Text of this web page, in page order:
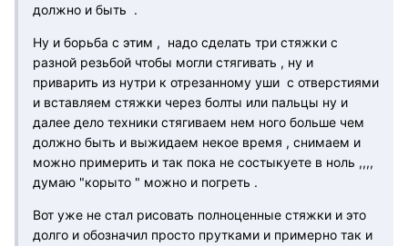
должно и быть .
Ну и борьба с этим , надо сделать три стяжки с
разной резьбой чтобы могли стягивать , ну и
приварить из нутри к отрезанному уши с отверстиями
и вставляем стяжки через болты или пальцы ну и
далее дело техники стягиваем нем ного больше чем
должно быть и выжидаем некое время , снимаем и
можно примерить и так пока не состыкуете в ноль ,,,,
думаю "корыто " можно и погреть .
Вот уже не стал рисовать полноценные стяжки и это
долго и обозначил просто прутками и примерно так и